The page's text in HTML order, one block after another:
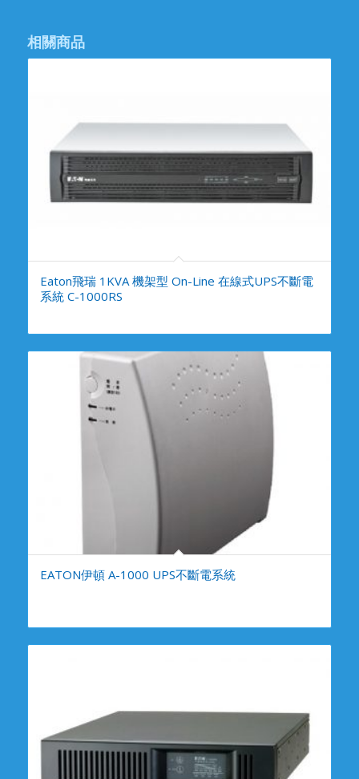
相關商品
Eaton飛瑞 1KVA 機架型 On-Line 在線式UPS不斷電
系統 C-1000RS
EATON伊頓 A-1000 UPS不斷電系統